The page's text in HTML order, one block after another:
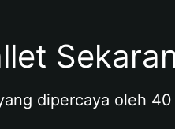
dipercaya oleh